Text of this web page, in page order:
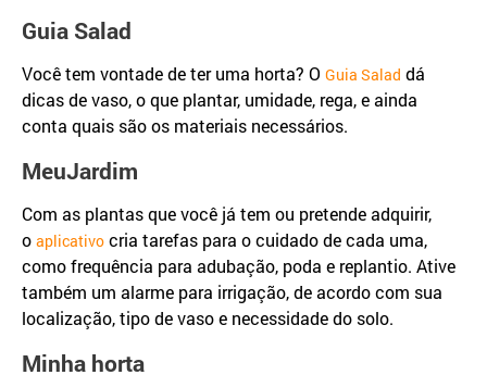
Guia Salad
Você tem vontade de ter uma horta? O Guia Salad dá
dicas de vaso, o que plantar, umidade, rega, e ainda
conta quais são os materiais necessários.
MeuJardim
Com as plantas que você já tem ou pretende adquirir,
o aplicativo cria tarefas para o cuidado de cada uma,
como frequência para adubação, poda e replantio. Ative
também um alarme para irrigação, de acordo com sua
localização, tipo de vaso e necessidade do solo.
Minha horta